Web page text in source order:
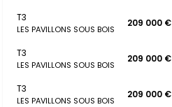
T3
LES PAVILLONS SOUS BOIS
209 000 €
T3
LES PAVILLONS SOUS BOIS
209 000 €
T3
LES PAVILLONS SOUS BOIS
209 000 €